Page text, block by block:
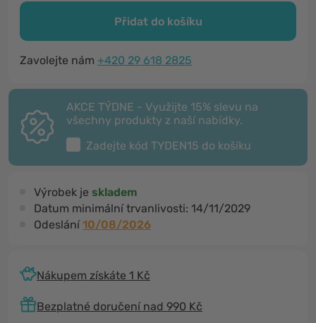
Přidat do košíku
Zavolejte nám +420 29 618 2825
AKCE TÝDNE - Využijte 15% slevu na
všechny produkty z naší nabídky.
Zadejte kód TYDEN15 do košíku
Výrobek je skladem
Datum minimální trvanlivosti: 14/11/2029
Odeslání10/08/2026
Nákupem získáte 1 Kč
Bezplatné doručení nad 990 Kč